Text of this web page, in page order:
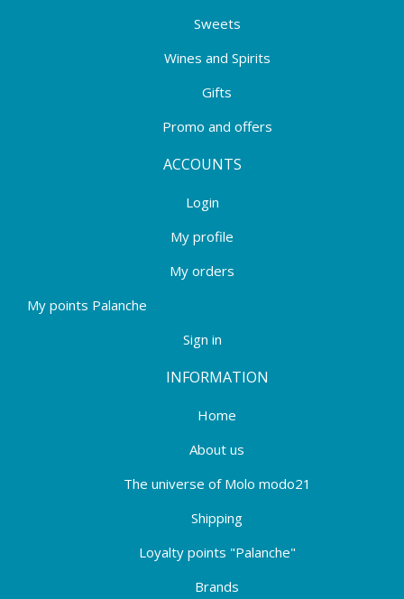
Sweets
Wines and Spirits
Gifts
Promo and offers
ACCOUNTS
Login
My profile
My orders
My points Palanche
Sign in
INFORMATION
Home
About us
The universe of Molo modo21
Shipping
Loyalty points "Palanche"
Brands